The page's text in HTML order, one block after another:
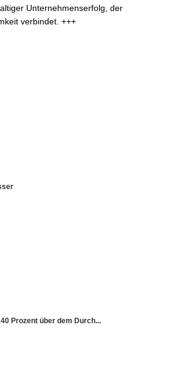
Unternehmenserfolg, der
verbindet. +++
Prozent über dem Durch...